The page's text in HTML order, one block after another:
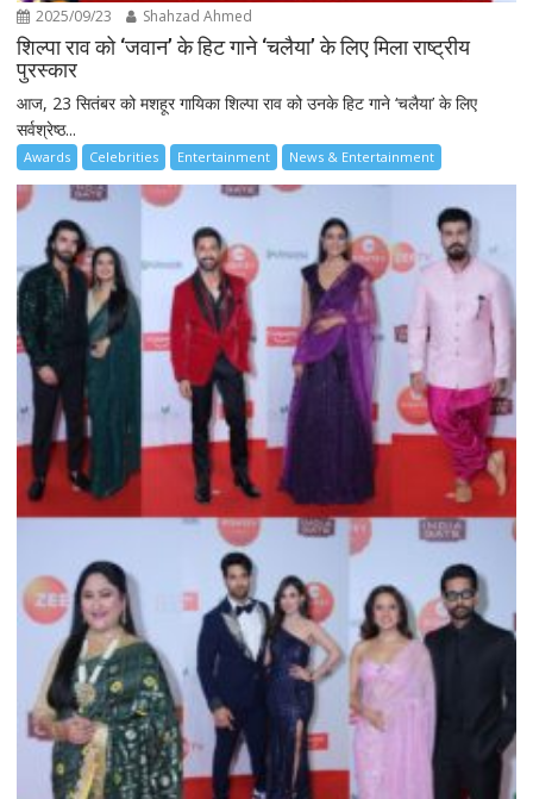
2025/09/23 Shahzad Ahmed
शिल्पा राव को ‘जवान’ के हिट गाने ‘चलैया’ के लिए मिला राष्ट्रीय
पुरस्कार
आज, 23 सितंबर को मशहूर गायिका शिल्पा राव को उनके हिट गाने ‘चलैया’ के लिए
सर्वश्रेष्ठ...
Awards Celebrities Entertainment News & Entertainment